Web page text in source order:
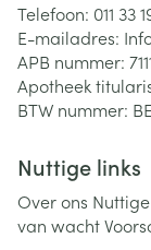
Telefoon: 011 33
E-mailadres:
APB nummer:
Apotheek
BTW nummer:
Nuttige links
Over ons
van wacht